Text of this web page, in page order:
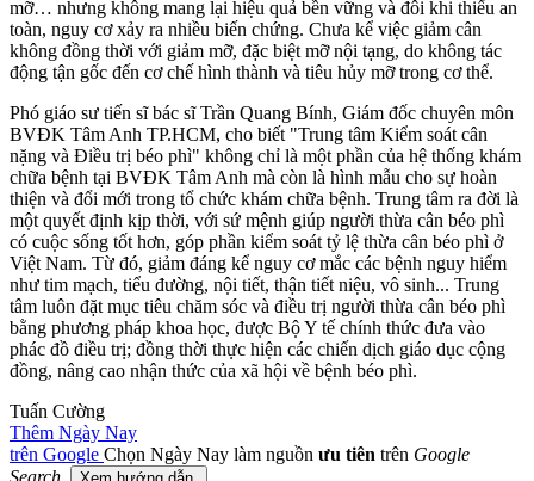
Anh Phạm Quốc Tuấn 35 tuổi, sau 3 tháng điều trị tại "Trung tâm
Kiểm soát cân nặng và Điều trị béo phì", đã giảm loạt chỉ số quan
trọng gồm 7kg cân nặng, 7cm vòng bụng, 35,3cm² mỡ nội tạng,
1,9kg/m² chỉ số BMI.
Chị Ngô Trần Thanh Thảo (34 tuổi, TP.HCM) giảm 6kg, vòng eo
giảm 20 cm, tăng tỷ lệ cơ, diện tích mỡ nội tạng giảm từ 125,8
cm2 xuống 100 cm2 (ngưỡng an toàn cho sức khỏe) sau 3 tháng
điều trị tại "Trung tâm Kiểm soát cân nặng và Điều trị béo phì", hệ
thống Bệnh viện Đa khoa Tâm Anh
Trong khi các cơ sở điều trị thừa cân, béo phì hiện nay thường riêng
lẻ ở từng khoa như khoa Nội tiết, khoa Dinh dưỡng, phòng tập
gym, thậm chí thẩm mỹ viện hút mỡ, tiêm huỷ mỡ, phẫu thuật cắt
mỡ… nhưng không mang lại hiệu quả bền vững và đôi khi thiếu an
toàn, nguy cơ xảy ra nhiều biến chứng. Chưa kể việc giảm cân
không đồng thời với giảm mỡ, đặc biệt mỡ nội tạng, do không tác
động tận gốc đến cơ chế hình thành và tiêu hủy mỡ trong cơ thể.